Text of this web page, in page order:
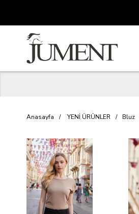
Anasayfa YENİ ÜRÜNLER Bluz